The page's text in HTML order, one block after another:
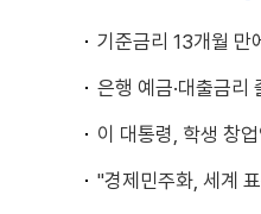
기준금리 13개월
은행 예금·대출금리
이 대통령, 학생 창
"경제민주화, 세계